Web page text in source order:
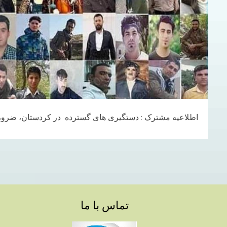
اطلاعیه مشترک : دستگیری های گسترده در کردستان،
تماس با ما